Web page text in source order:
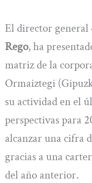
El director
Rego, ha
matriz de la
Ormaiztegi
su actividad en el
perspectivas para
alcanzar una cifra
gracias a una
del año anterior.